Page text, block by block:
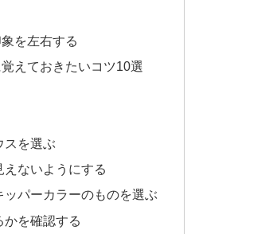
を左右する
えておきたいコツ10選
スを選ぶ
ないようにする
パーカラーのものを選ぶ
かを確認する